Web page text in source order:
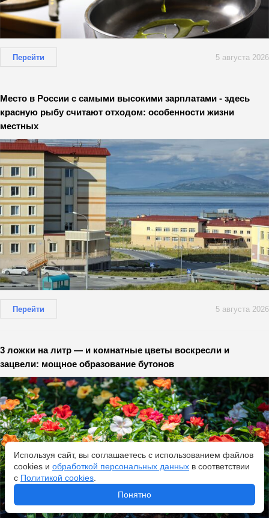
Перейти 5 августа 2026
Место в России с самыми высокими зарплатами - здесь
красную рыбу считают отходом: особенности жизни
местных
Перейти 5 августа 2026
3 ложки на литр — и комнатные цветы воскресли и
зацвели: мощное образование бутонов
Используя сайт, вы соглашаетесь с использованием файлов
cookies и обработкой персональных данных в соответствии
с Политикой cookies
Понятно